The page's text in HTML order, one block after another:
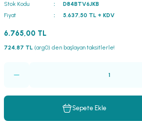
Stok Kodu
D84BTV6JKB
Fiyat
5.637,50 TL + KDV
6.765,00 TL
724,87 TL (arg0) den başlayan taksitlerle!
Sepete Ekle